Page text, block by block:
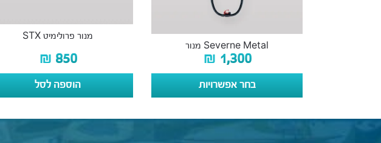
Severne Metal מנור
₪ 1,300
בחר אפשרויות
מנור פרולימיט STX
₪ 850
הוספה לסל